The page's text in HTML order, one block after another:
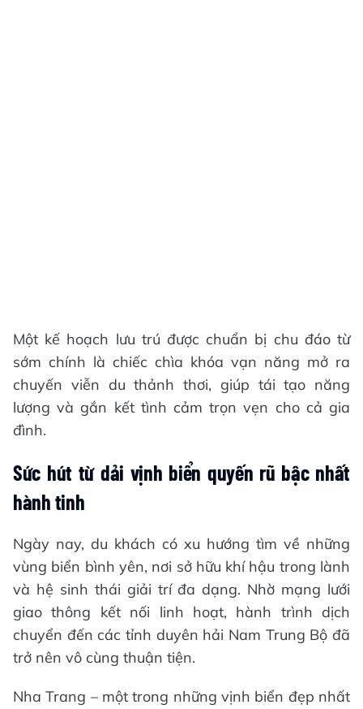
Một kế hoạch lưu trú được chuẩn bị chu đáo từ
sớm chính là chiếc chìa khóa vạn năng mở ra
chuyến viễn du thảnh thơi, giúp tái tạo năng
lượng và gắn kết tình cảm trọn vẹn cho cả gia
đình.
Sức hút từ dải vịnh biển quyến rũ bậc nhất
hành tinh
Ngày nay, du khách có xu hướng tìm về những
vùng biển bình yên, nơi sở hữu khí hậu trong lành
và hệ sinh thái giải trí đa dạng. Nhờ mạng lưới
giao thông kết nối linh hoạt, hành trình dịch
chuyển đến các tỉnh duyên hải Nam Trung Bộ đã
trở nên vô cùng thuận tiện.
Nha Trang – một trong những vịnh biển đẹp nhất